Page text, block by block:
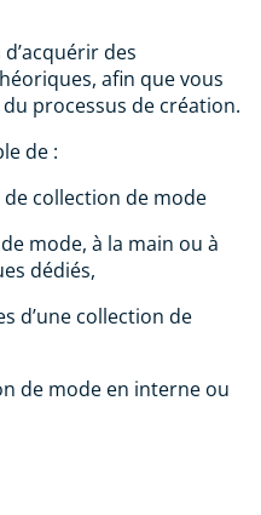
des
afin que vous
processus de création.
de :
collection de mode
mode, à la main ou à
dédiés,
d’une collection de
de mode en interne ou